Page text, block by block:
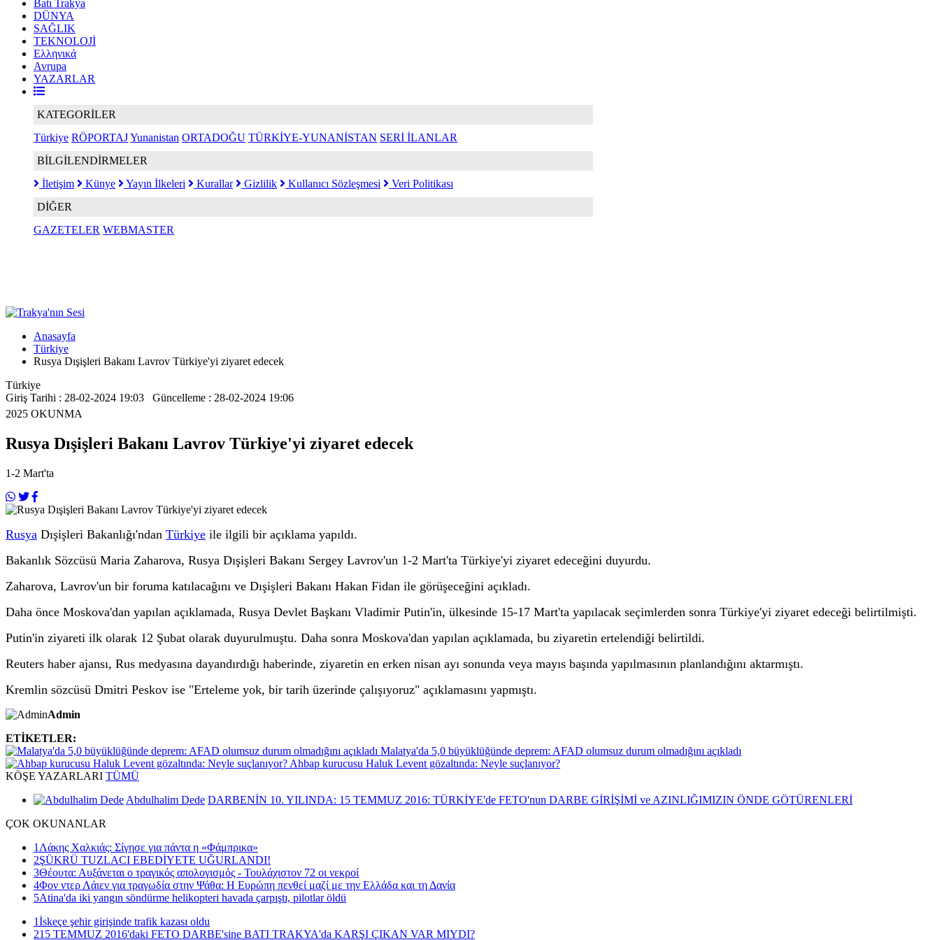
Batı Trakya
DÜNYA
SAĞLIK
TEKNOLOJİ
Ελληνικά
Avrupa
YAZARLAR
KATEGORİLER
Türkiye RÖPORTAJYunanistan ORTADOĞU TÜRKİYE-YUNANİSTAN SERİ İLANLAR
BİLGİLENDİRMELER
İletişim
Künye Yayın İlkeleri Kurallar Gizlilik Kullanıcı Sözleşmesi
Veri Politikası
DİĞER
GAZETELER WEBMASTER
Anasayfa
Türkiye
Rusya Dışişleri Bakanı Lavrov Türkiye'yi ziyaret edecek
Türkiye
Giriş Tarihi : 28-02-2024 19:03 Güncelleme : 28-02-2024 19:06
2025 OKUNMA
Rusya Dışişleri Bakanı Lavrov Türkiye'yi ziyaret edecek
1-2 Mart'ta
Rusya Dışişleri Bakanlığı'ndan Türkiye ile ilgili bir açıklama yapıldı.
Bakanlık Sözcüsü Maria Zaharova, Rusya Dışişleri Bakanı Sergey Lavrov'un 1-2 Mart'ta Türkiye'yi ziyaret edeceğini duyurdu.
Zaharova, Lavrov'un bir foruma katılacağını ve Dışişleri Bakanı Hakan Fidan ile görüşeceğini açıkladı.
Daha önce Moskova'dan yapılan açıklamada, Rusya Devlet Başkanı Vladimir Putin'in, ülkesinde 15-17 Mart'ta yapılacak seçimlerden sonra Türkiye'yi ziyaret edeceği belirtilmişti.
Putin'in ziyareti ilk olarak 12 Şubat olarak duyurulmuştu. Daha sonra Moskova'dan yapılan açıklamada, bu ziyaretin ertelendiği belirtildi.
Reuters haber ajansı, Rus medyasına dayandırdığı haberinde, ziyaretin en erken nisan ayı sonunda veya mayıs başında yapılmasının planlandığını aktarmıştı.
Kremlin sözcüsü Dmitri Peskov ise "Erteleme yok, bir tarih üzerinde çalışıyoruz" açıklamasını yapmıştı.
Admin
ETİKETLER:
Malatya'da 5,0 büyüklüğünde deprem: AFAD olumsuz durum olmadığını açıkladı
Ahbap kurucusu Haluk Levent gözaltında: Neyle suçlanıyor?
KÖŞE YAZARLARI TÜMÜ
Abdulhalim Dede DARBENİN 10. YILINDA: 15 TEMMUZ 2016: TÜRKİYE'de FETO'nun DARBE GİRİŞİMİ ve AZINLIĞIMIZIN ÖNDE GÖTÜRENLERİ
ÇOK OKUNANLAR
1 Λάκης Χαλκιάς: Σίγησε για πάντα η «Φάμπρικα»
2ŞÜKRÜ TUZLACI EBEDİYETE UĞURLANDI!
3Θέουτα: Αυξάνεται ο τραγικός απολογισμός - Τουλάχιστον 72 οι νεκροί
4Φον ντερ Λάιεν για τραγωδία στην Ψάθα: Η Ευρώπη πενθεί μαζί με την Ελλάδα και τη Δανία
5Atina'da iki yangın söndürme helikopteri havada çarpıştı, pilotlar öldü
1İskeçe şehir girişinde trafik kazası oldu
215 TEMMUZ 2016'daki FETO DARBE'sine BATI TRAKYA'da KARŞI ÇIKAN VAR MIYDI?